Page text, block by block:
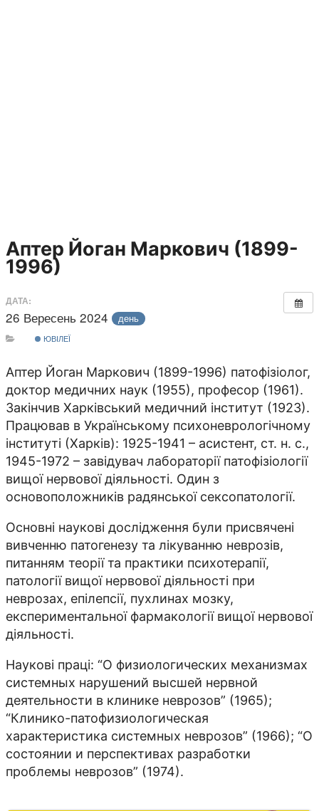
Аптер Йоган Маркович (1899-
1996)
ДАТА:
26 Вересень 2024 день
ЮВІЛЕЇ
Аптер Йоган Маркович (1899-1996) патофізіолог,
доктор медичних наук (1955), професор (1961).
Закінчив Харківський медичний інститут (1923).
Працював в Українському психоневрологічному
інституті (Харків): 1925-1941 – асистент, ст. н. с.,
1945-1972 – завідувач лабораторії патофізіології
вищої нервової діяльності. Один з
основоположників радянської сексопатології.
Основні наукові дослідження були присвячені
вивченню патогенезу та лікуванню неврозів,
питанням теорії та практики психотерапії,
патології вищої нервової діяльності при
неврозах, епілепсії, пухлинах мозку,
експериментальної фармакології вищої нервової
діяльності.
Наукові праці: “О физиологических механизмах
системных нарушений высшей нервной
деятельности в клинике неврозов” (1965);
“Клинико-патофизиологическая
характеристика системных неврозов” (1966); “О
состоянии и перспективах разработки
проблемы неврозов” (1974).